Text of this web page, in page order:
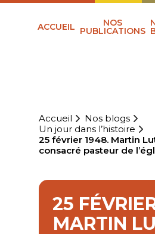
ACCUEIL NOS
PUBLICATIONS
Accueil
Nos blogs
Un jour dans l’histoire
25 février 1948. Martin
consacré pasteur de
25
MARTIN